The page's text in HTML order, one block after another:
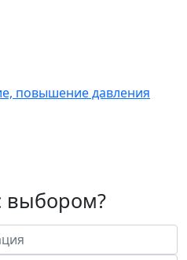
повышение давления
выбором?